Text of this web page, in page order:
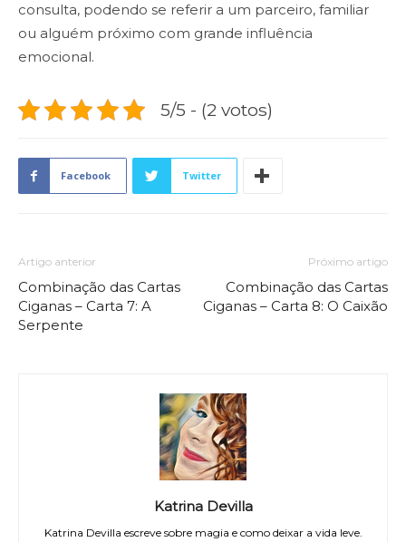
consulta, podendo se referir a um parceiro, familiar
ou alguém próximo com grande influência
emocional.
5/5 - (2 votos)
Facebook Twitter
Artigo anterior
Combinação das Cartas
Ciganas – Carta 7: A
Serpente
Próximo artigo
Combinação das Cartas
Ciganas – Carta 8: O Caixão
Katrina Devilla
Katrina Devilla escreve sobre magia e como deixar a vida leve.